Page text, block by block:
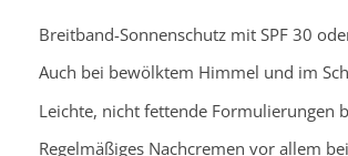
Breitband-Sonnenschutz mit SPF 30
Auch bei bewölktem Himmel und im
Leichte, nicht fettende Formulierungen
Regelmäßiges Nachcremen vor allem